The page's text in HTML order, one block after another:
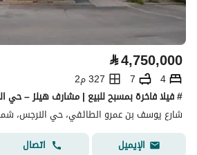
⃁4,750,000
4
7
327 م2
# فيلا فاخرة بمسبح للبيع | مشارف هيلز – حي
شارع يوسف بن عمرو الطائفي، حي النرجس،
الإيميل
اتصال